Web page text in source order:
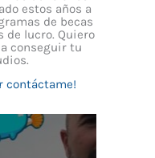
estos años a
de becas
de lucro. Quiero
conseguir tu
contáctame!